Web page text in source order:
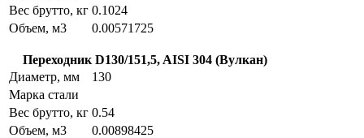
Вес брутто, кг 0.1024
Объем, м3
0.00571725
Переходник D130/151,5, AISI 304 (Вулкан)
Диаметр, мм
130
Марка стали
Вес брутто, кг 0.54
Объем, м3
0.00898425